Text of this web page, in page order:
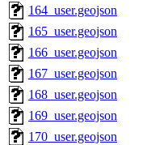
164_user.geojson
165_user.geojson
166_user.geojson
167_user.geojson
168_user.geojson
169_user.geojson
170_user.geojson